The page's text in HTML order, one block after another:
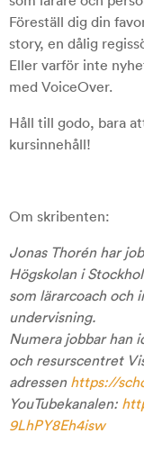
Föreställ dig din
story, en dålig
Eller varför inte
med VoiceOver.
Håll till godo, bara
kursinnehåll!
Om skribenten:
Jonas Thorén har
Högskolan i
som lärarcoach och
undervisning.
Numera jobbar han
och resurscentret
adressen https://
YouTubekanalen:
9LhPY8Eh4isw